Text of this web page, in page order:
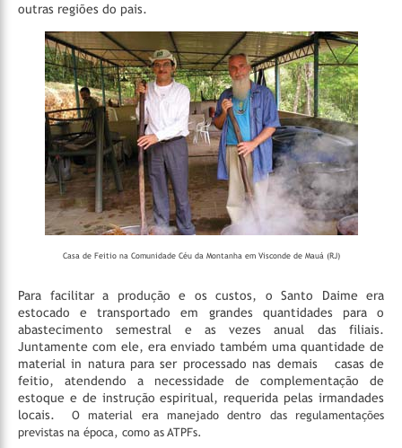
outras regiões do pais.
Casa de Feitio na Comunidade Céu da Montanha em Visconde de Mauá (RJ)
Para facilitar a produção e os custos, o Santo Daime era
estocado e transportado em grandes quantidades para o
abastecimento semestral e as vezes anual das filiais.
Juntamente com ele, era enviado também uma quantidade de
material in natura para ser processado nas demais casas de
feitio, atendendo a necessidade de complementação de
estoque e de instrução espiritual, requerida pelas irmandades
locais. O material era manejado dentro das regulamentações
previstas na época, como as ATPFs.